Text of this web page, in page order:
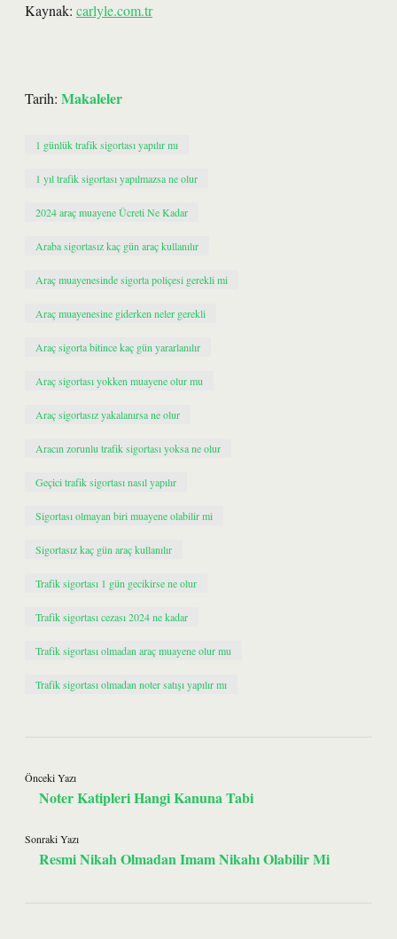
Kaynak: carlyle.com.tr
Tarih: Makaleler
1 günlük trafik sigortası yapılır mı
1 yıl trafik sigortası yapılmazsa ne olur
2024 araç muayene Ücreti Ne Kadar
Araba sigortasız kaç gün araç kullanılır
Araç muayenesinde sigorta poliçesi gerekli mi
Araç muayenesine giderken neler gerekli
Araç sigorta bitince kaç gün yararlanılır
Araç sigortası yokken muayene olur mu
Araç sigortasız yakalanırsa ne olur
Aracın zorunlu trafik sigortası yoksa ne olur
Geçici trafik sigortası nasıl yapılır
Sigortası olmayan biri muayene olabilir mi
Sigortasız kaç gün araç kullanılır
Trafik sigortası 1 gün gecikirse ne olur
Trafik sigortası cezası 2024 ne kadar
Trafik sigortası olmadan araç muayene olur mu
Trafik sigortası olmadan noter satışı yapılır mı
Önceki Yazı
Noter Katipleri Hangi Kanuna Tabi
Sonraki Yazı
Resmi Nikah Olmadan Imam Nikahı Olabilir Mi